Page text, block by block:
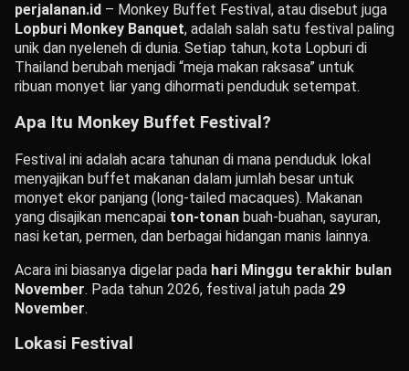
perjalanan.id – Monkey Buffet Festival, atau disebut juga
Lopburi Monkey Banquet, adalah salah satu festival paling
unik dan nyeleneh di dunia. Setiap tahun, kota Lopburi di
Thailand berubah menjadi “meja makan raksasa” untuk
ribuan monyet liar yang dihormati penduduk setempat.
Apa Itu Monkey Buffet Festival?
Festival ini adalah acara tahunan di mana penduduk lokal
menyajikan buffet makanan dalam jumlah besar untuk
monyet ekor panjang (long-tailed macaques). Makanan
yang disajikan mencapai ton-tonan buah-buahan, sayuran,
nasi ketan, permen, dan berbagai hidangan manis lainnya.
Acara ini biasanya digelar pada hari Minggu terakhir bulan
November. Pada tahun 2026, festival jatuh pada 29
November.
Lokasi Festival